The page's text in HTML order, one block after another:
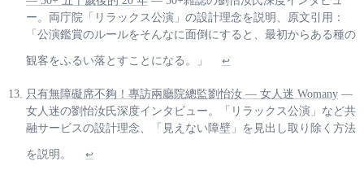
ー。両庁院「リラックス公演」の設計理念を説明、原文引用：
「公演鑑賞のルールをそんなに面倒にすると、最初からある種の
観客をふるい落とすことになる。」 ↩
只有無障礙席不夠！專訪兩廳院總監劉怡汝 — 女人迷 Womany —
女人迷の劉怡汝氏深度インタビュー。「リラックス公演」など共
融サービスの設計理念、「見えない障壁」を見出し取り除く方法
を説明。 ↩